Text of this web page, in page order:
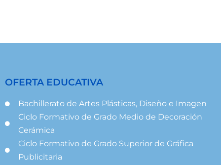
OFERTA EDUCATIVA
Bachillerato de Artes Plásticas, Diseño e Imagen
Ciclo Formativo de Grado Medio de Decoración
Cerámica
Ciclo Formativo de Grado Superior de Gráfica
Publicitaria